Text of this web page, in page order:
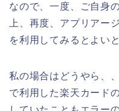
なので、一度、ご自身
上、再度、アプリアー
を利用してみるとよい
私の場合はどうやら、
で利用した楽天カード